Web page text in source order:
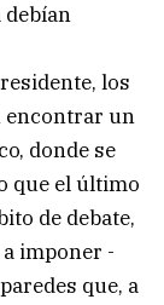
debían
los
encontrar un
donde se
que el último
de debate,
imponer -
que, a